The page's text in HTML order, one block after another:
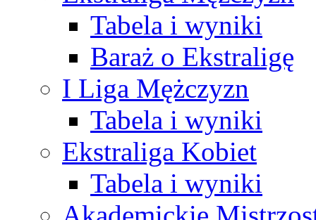
Tabela i wyniki
Baraż o Ekstraligę
I Liga Mężczyzn
Tabela i wyniki
Ekstraliga Kobiet
Tabela i wyniki